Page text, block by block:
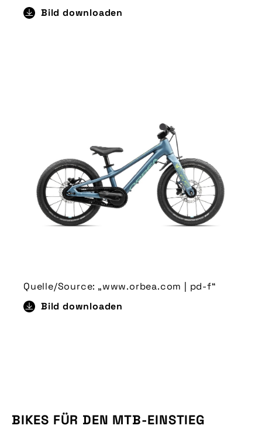
Bild downloaden
Quelle/Source: „www.orbea.com | pd-f“
Bild downloaden
BIKES FÜR DEN MTB-EINSTIEG